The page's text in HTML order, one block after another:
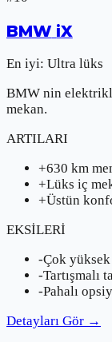
BMW iX
En iyi: Ultra lüks
BMW nin
mekan.
ARTILARI
+630 km
+Lüks iç
+Üstün
EKSİLERİ
-Çok
-Tartışmalı
-Pahalı
Detayları Gör →